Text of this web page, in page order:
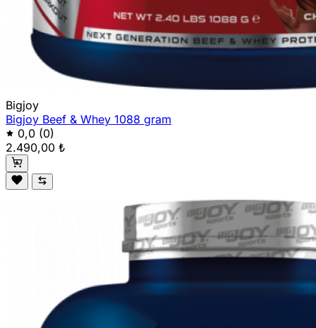
Bigjoy
Bigjoy Beef & Whey 1088 gram
0,0 (0)
2.490,00 ₺